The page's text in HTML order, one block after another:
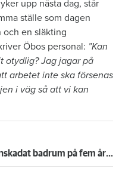
upp nästa dag, står
ställe som dagen
och en släkting
Öbos personal: ”Kan
otydlig? Jag jagar på
arbetet inte ska försenas
i väg så att vi kan
Anmälde inte vattenskadat badrum på fem år – krävs på 125 000 kronor